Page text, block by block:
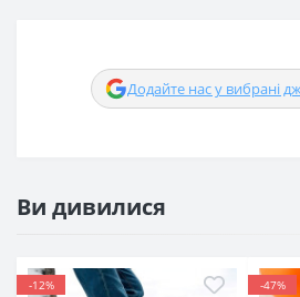
Додайте нас у вибрані
Ви дивилися
-12%
-47%